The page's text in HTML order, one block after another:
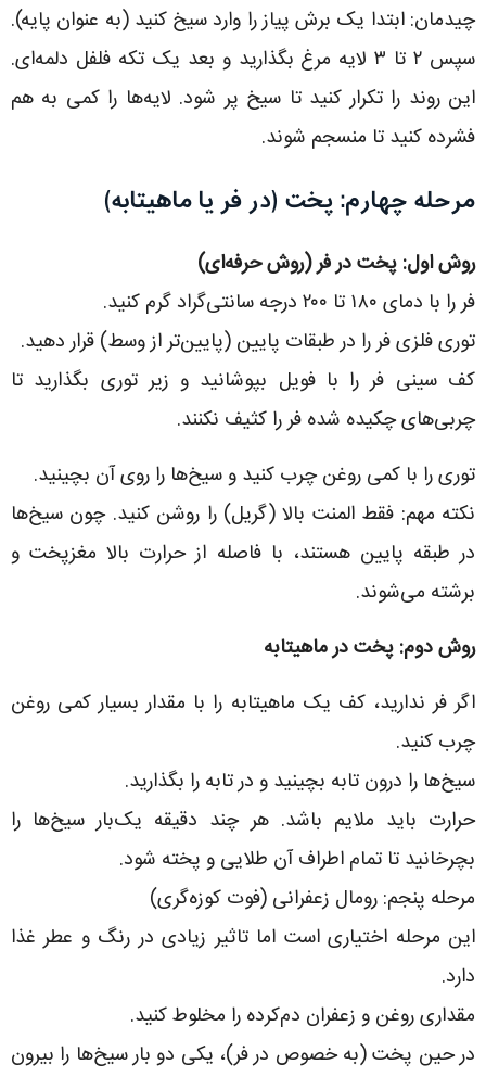
چیدمان: ابتدا یک برش پیاز را وارد سیخ کنید (به عنوان پایه).
سپس ۲ تا ۳ لایه مرغ بگذارید و بعد یک تکه فلفل دلمه‌ای.
این روند را تکرار کنید تا سیخ پر شود. لایه‌ها را کمی به هم
فشرده کنید تا منسجم شوند.
مرحله چهارم: پخت (در فر یا ماهیتابه)
روش اول: پخت در فر (روش حرفه‌ای)
فر را با دمای ۱۸۰ تا ۲۰۰ درجه سانتی‌گراد گرم کنید.
توری فلزی فر را در طبقات پایین (پایین‌تر از وسط) قرار دهید.
کف سینی فر را با فویل بپوشانید و زیر توری بگذارید تا
چربی‌های چکیده شده فر را کثیف نکنند.
توری را با کمی روغن چرب کنید و سیخ‌ها را روی آن بچینید.
نکته مهم: فقط المنت بالا (گریل) را روشن کنید. چون سیخ‌ها
در طبقه پایین هستند، با فاصله از حرارت بالا مغزپخت و
برشته می‌شوند.
روش دوم: پخت در ماهیتابه
اگر فر ندارید، کف یک ماهیتابه را با مقدار بسیار کمی روغن
چرب کنید.
سیخ‌ها را درون تابه بچینید و در تابه را بگذارید.
حرارت باید ملایم باشد. هر چند دقیقه یک‌بار سیخ‌ها را
بچرخانید تا تمام اطراف آن طلایی و پخته شود.
مرحله پنجم: رومال زعفرانی (فوت کوزه‌گری)
این مرحله اختیاری است اما تاثیر زیادی در رنگ و عطر غذا
دارد.
مقداری روغن و زعفران دم‌کرده را مخلوط کنید.
در حین پخت (به خصوص در فر)، یکی دو بار سیخ‌ها را بیرون